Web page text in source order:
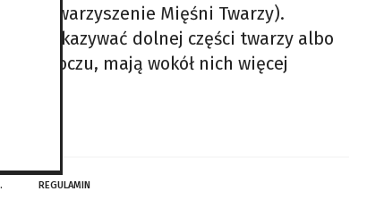
Stowarzyszenie Mięśni Twarzy).
pokazywać dolnej części twarzy albo
oczu, mają wokół nich więcej
REGULAMIN